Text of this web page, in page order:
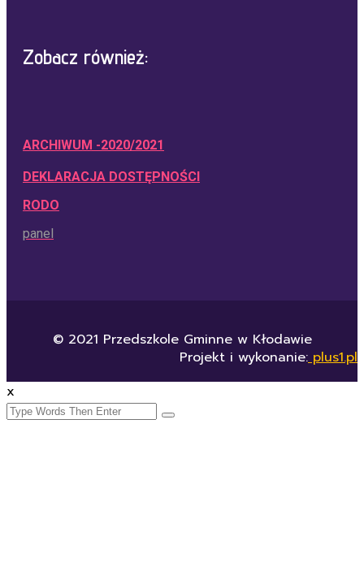
Zobacz również:
ARCHIWUM -2020/2021
DEKLARACJA DOSTĘPNOŚCI
RODO
panel
© 2021 Przedszkole Gminne w Kłodawie
Projekt i wykonanie: plus1.pl
x